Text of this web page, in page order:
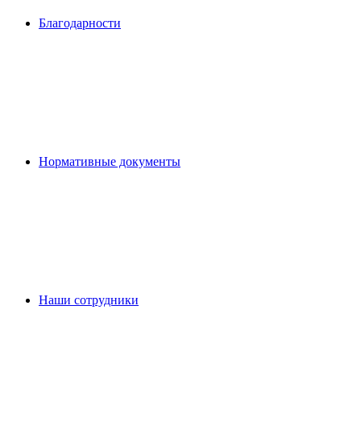
Благодарности
Нормативные документы
Наши сотрудники